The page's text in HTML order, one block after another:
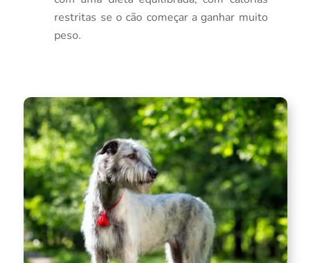
restritas se o cão começar a ganhar muito
peso.